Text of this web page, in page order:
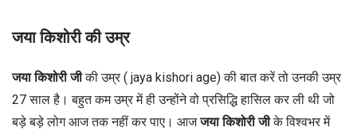
जया किशोरी की उम्र
जया किशोरी जीकी उम्र ( jaya kishori age) की बात करें तो उनकी उम्र
27 साल है। बहुत कम उम्र में ही उन्होंने वो प्रसिद्धि हासिल कर ली थी जो
बड़े बड़े लोग आज तक नहीं कर पाए। आजजया किशोरी जीके विश्वभर में